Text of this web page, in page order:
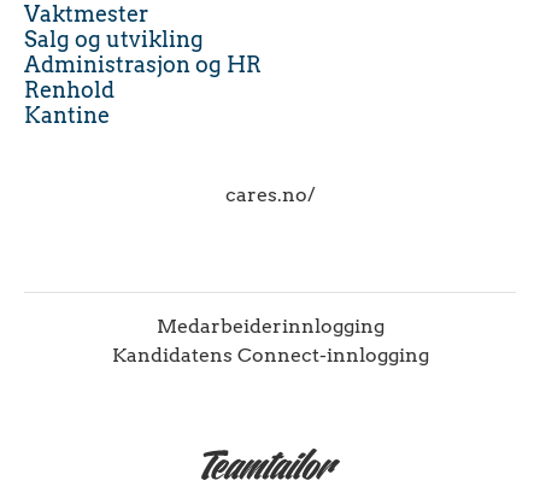
Vaktmester
Salg og utvikling
Administrasjon og HR
Renhold
Kantine
cares.no/
Medarbeiderinnlogging
Kandidatens Connect-innlogging